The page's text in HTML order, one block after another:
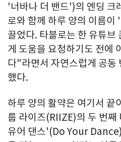
'너바나 더 밴드')의 엔딩 크
로와 함께 하루 양의 이름
끌었다. 타블로는 한 유튜브
게 도움을 요청하기도 전에
다"라면서 자연스럽게 공동
했다.
하루 양의 활약은 여기서 끝
룹 라이즈(RIIZE)의 두 번째
유어 댄스'(Do Your